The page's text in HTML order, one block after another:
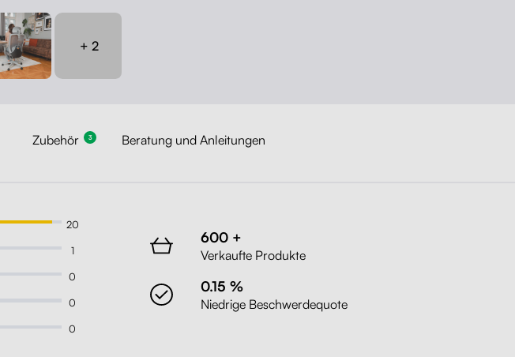
+ 2
Zubehör 3 Beratung und Anleitungen
20
1
0
0
0
600 +
Verkaufte Produkte
0.15 %
Niedrige Beschwerdequote